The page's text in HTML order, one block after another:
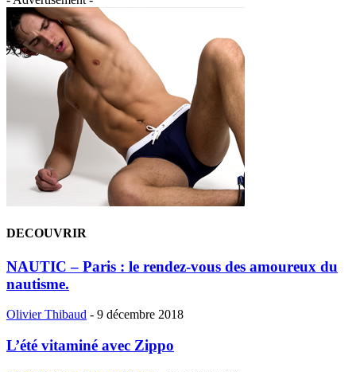
DECOUVRIR
NAUTIC – Paris : le rendez-vous des amoureux du
nautisme.
Olivier Thibaud - 9 décembre 2018
L’été vitaminé avec Zippo